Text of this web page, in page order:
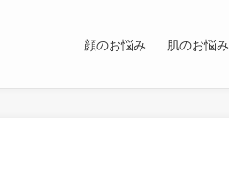
顔のお悩み 肌のお悩み